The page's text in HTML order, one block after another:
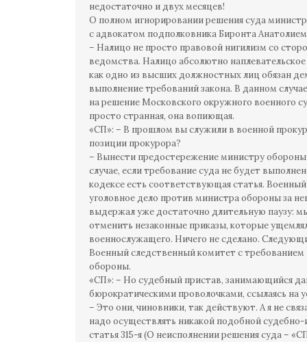
недостаточно и двух месяцев!
О полном игнорировании решения суда
с адвокатом подполковника Биронта
– Налицо не просто правовой нигилизм со
ведомства. Налицо абсолютно
как одно из высших должностных лиц обязан
выполнение требований закона. В данном
на решение Московского окружного военного
просто странная, она вопиющая.
«СП»: – В прошлом вы служили в военной
позиции прокурора?
– Вынести предостережение министру
случае, если требование суда не будет
кодексе есть соответствующая статья.
уголовное дело против министра обороны за
выдержал уже достаточно длительную паузу:
отменить незаконные приказы, которые
военнослужащего. Ничего не сделано.
Военный следственный комитет с
обороны.
«СП»: – Но судебный пристав, занимающийся
бюрократическими проволочками, ссылаясь на
– Это они, чиновники, так действуют. А я не
надо осуществлять никакой подобной
статья 315-я (О неисполнении решения суда –